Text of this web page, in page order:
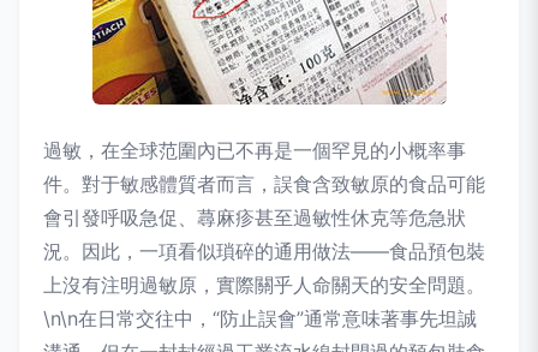
過敏，在全球范圍內已不再是一個罕見的小概率事
件。對于敏感體質者而言，誤食含致敏原的食品可能
會引發呼吸急促、蕁麻疹甚至過敏性休克等危急狀
況。因此，一項看似瑣碎的通用做法——食品預包裝
上沒有注明過敏原，實際關乎人命關天的安全問題。
\n\n在日常交往中，“防止誤會”通常意味著事先坦誠